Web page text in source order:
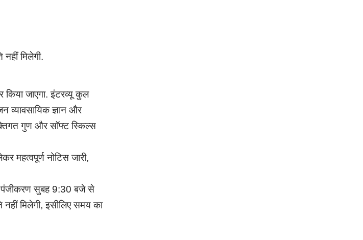
मिलेगी.
जाएगा. इंटरव्यू कुल
व्यावसायिक ज्ञान और
गुण और सॉफ्ट स्किल्स
महत्वपूर्ण नोटिस जारी,
पंजीकरण सुबह 9:30 बजे से
मिलेगी, इसीलिए समय का